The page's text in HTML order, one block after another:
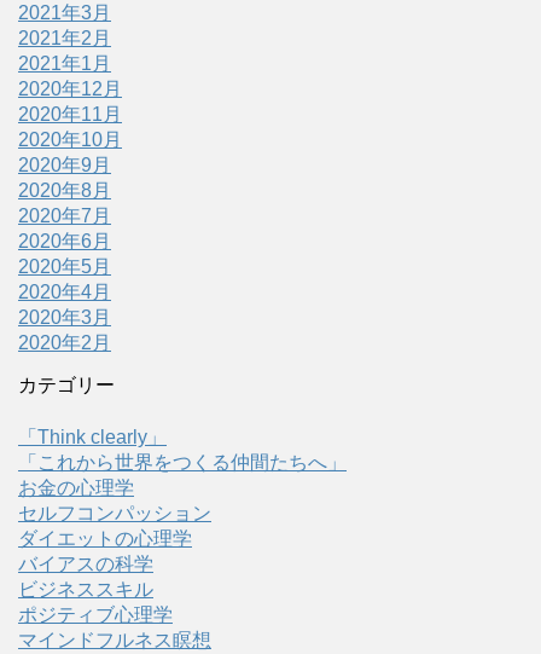
2021年3月
2021年2月
2021年1月
2020年12月
2020年11月
2020年10月
2020年9月
2020年8月
2020年7月
2020年6月
2020年5月
2020年4月
2020年3月
2020年2月
カテゴリー
「Think clearly」
「これから世界をつくる仲間たちへ」
お金の心理学
セルフコンパッション
ダイエットの心理学
バイアスの科学
ビジネススキル
ポジティブ心理学
マインドフルネス瞑想